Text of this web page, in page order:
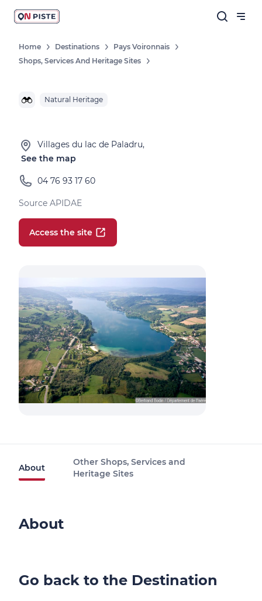
Home Destinations
Pays Voironnais
Shops, Services And Heritage Sites
Natural Heritage
Villages du lac de Paladru,
See the map
04 76 93 17 60
Source APIDAE
Access the site
About
Other Shops, Services and
Heritage Sites
About
Go back to the Destination